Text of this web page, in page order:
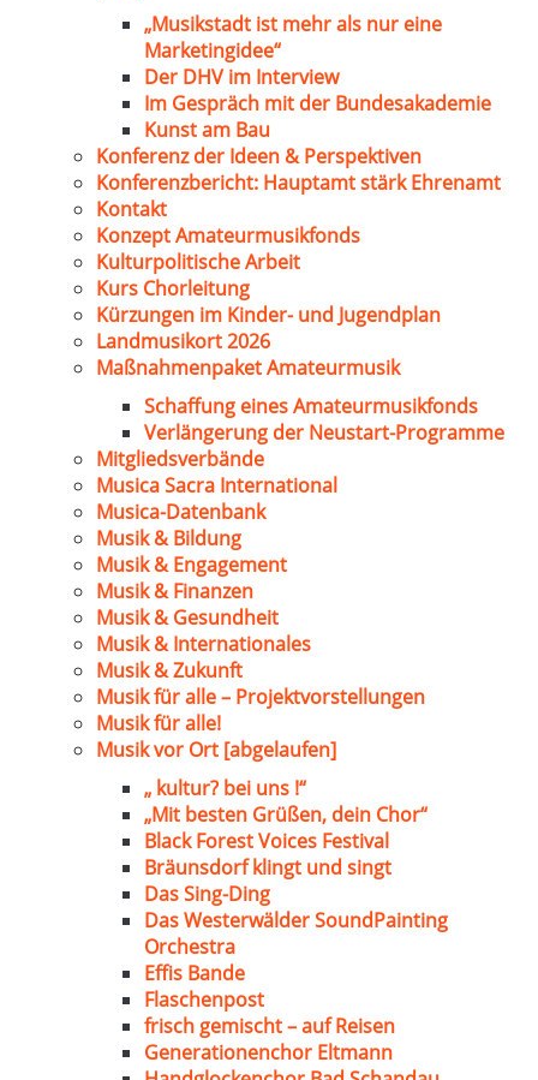
„Musikstadt ist mehr als nur eine
Marketingidee“
Der DHV im Interview
Im Gespräch mit der Bundesakademie
Kunst am Bau
Konferenz der Ideen & Perspektiven
Konferenzbericht: Hauptamt stärk Ehrenamt
Kontakt
Konzept Amateurmusikfonds
Kulturpolitische Arbeit
Kurs Chorleitung
Kürzungen im Kinder- und Jugendplan
Landmusikort 2026
Maßnahmenpaket Amateurmusik
Schaffung eines Amateurmusikfonds
Verlängerung der Neustart-Programme
Mitgliedsverbände
Musica Sacra International
Musica-Datenbank
Musik & Bildung
Musik & Engagement
Musik & Finanzen
Musik & Gesundheit
Musik & Internationales
Musik & Zukunft
Musik für alle – Projektvorstellungen
Musik für alle!
Musik vor Ort [abgelaufen]
„ kultur? bei uns !“
„Mit besten Grüßen, dein Chor“
Black Forest Voices Festival
Bräunsdorf klingt und singt
Das Sing-Ding
Das Westerwälder SoundPainting
Orchestra
Effis Bande
Flaschenpost
frisch gemischt – auf Reisen
Generationenchor Eltmann